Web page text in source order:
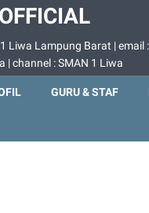
Liwa Lampung Barat |
channel : SMAN 1 Liwa
GURU & STAF